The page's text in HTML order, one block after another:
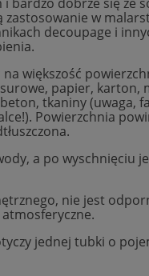
zastosowanie w
decoupage i
na większość
papier, karton,
tkaniny (uwaga,
Powierzchnia
a po wyschnięciu
nie jest
jednej tubki o